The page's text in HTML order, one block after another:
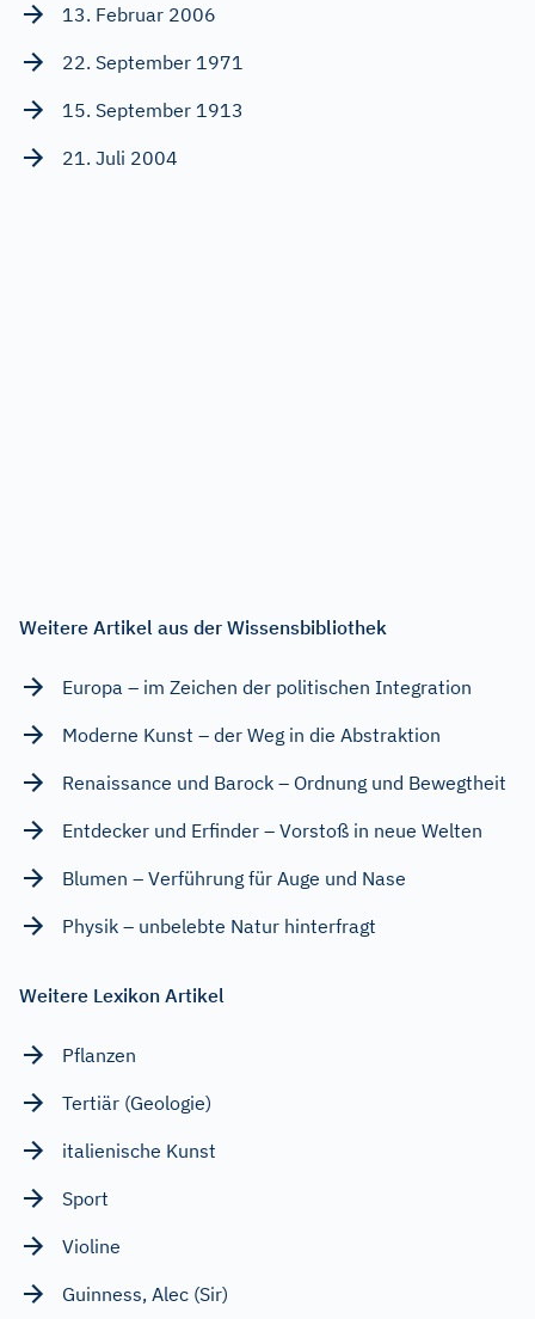
13. Februar 2006
22. September 1971
15. September 1913
21. Juli 2004
Weitere Artikel aus der Wissensbibliothek
Europa – im Zeichen der politischen Integration
Moderne Kunst – der Weg in die Abstraktion
Renaissance und Barock – Ordnung und Bewegtheit
Entdecker und Erfinder – Vorstoß in neue Welten
Blumen – Verführung für Auge und Nase
Physik – unbelebte Natur hinterfragt
Weitere Lexikon Artikel
Pflanzen
Tertiär (Geologie)
italienische Kunst
Sport
Violine
Guinness, Alec (Sir)